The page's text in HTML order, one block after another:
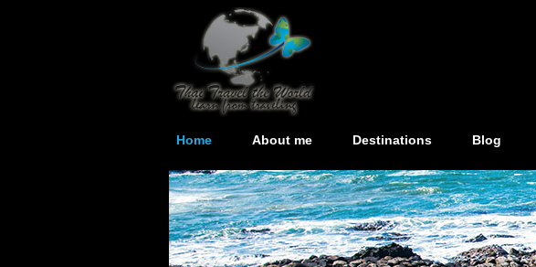
Home About me Destinations Blog